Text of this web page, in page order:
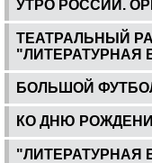
УТРО РОССИИ.
ТЕАТРАЛЬНЫЙ
"ЛИТЕРАТУРНАЯ
БОЛЬШОЙ
КО ДНЮ
"ЛИТЕРАТУРНАЯ